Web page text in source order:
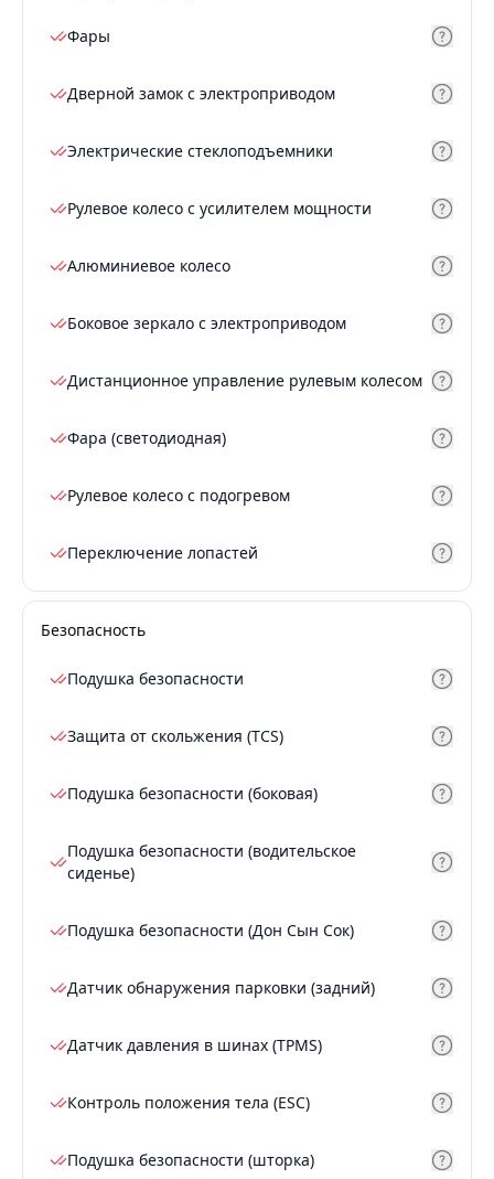
Фары
Дверной замок с электроприводом
Электрические стеклоподъемники
Рулевое колесо с усилителем мощности
Алюминиевое колесо
Боковое зеркало с электроприводом
Дистанционное управление рулевым колесом
Фара (светодиодная)
Рулевое колесо с подогревом
Переключение лопастей
Безопасность
Подушка безопасности
Защита от скольжения (TCS)
Подушка безопасности (боковая)
Подушка безопасности (водительское
сиденье)
Подушка безопасности (Дон Сын Сок)
Датчик обнаружения парковки (задний)
Датчик давления в шинах (TPMS)
Контроль положения тела (ESC)
Подушка безопасности (шторка)